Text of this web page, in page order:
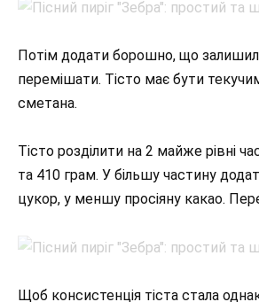
Потім додати борошно, що
перемішати. Тісто має бути
сметана.
Тісто розділити на 2 майже рівні
та 410 грам. У більшу частину
цукор, у меншу просіяну какао.
Щоб консистенція тіста стала